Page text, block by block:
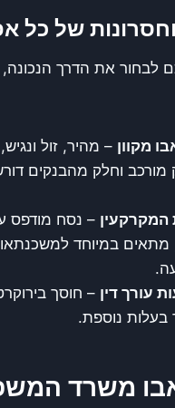
וחסרונות של כל
לבחור את הדרך הנכונה,
מקוון – מהיר, זול
וחלק מהבנקים
– נסח מודפס
מתאים במיוחד
עורך דין – חוסך
בעלות נוספת.
משרד